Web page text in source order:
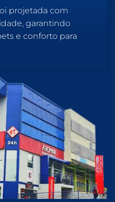
projetada com
garantindo
e conforto para